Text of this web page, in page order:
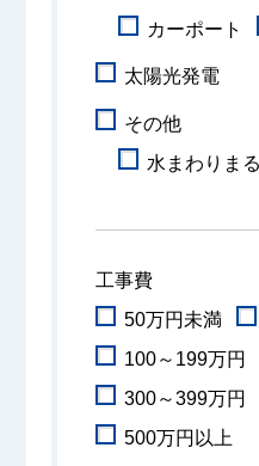
カーポート
太陽光発電
その他
水まわりま
工事費
50万円未満
100～199万円
300～399万円
500万円以上